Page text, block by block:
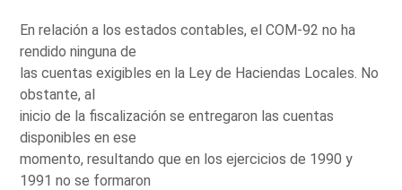
En relación a los estados contables, el COM-92 no ha
rendido ninguna de
las cuentas exigibles en la Ley de Haciendas Locales. No
obstante, al
inicio de la fiscalización se entregaron las cuentas
disponibles en ese
momento, resultando que en los ejercicios de 1990 y
1991 no se formaron